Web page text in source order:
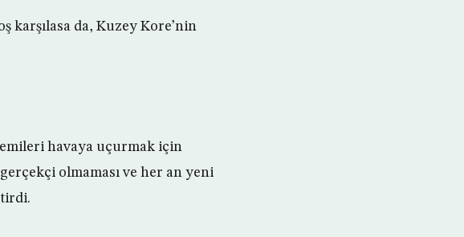
karşılasa da, Kuzey Kore’nin
havaya uçurmak için
olmaması ve her an yeni